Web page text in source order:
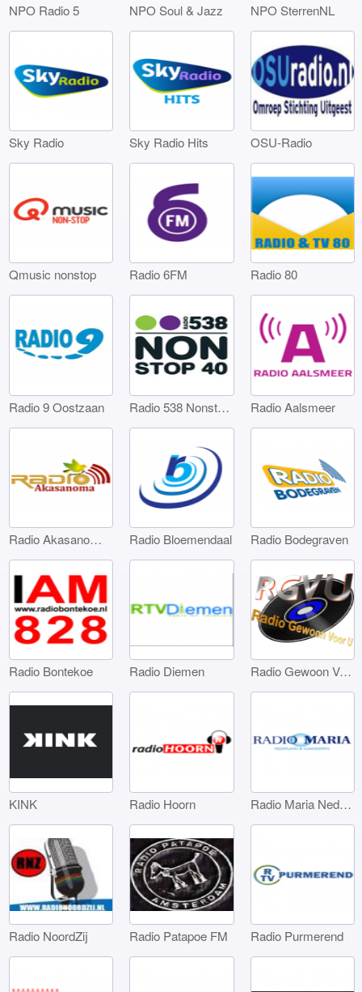
NPO Radio 5 NPO Soul & Jazz NPO SterrenNL
Sky Radio Sky Radio Hits OSU-Radio
Qmusic nonstop Radio 6FM Radio 80
Radio 9 Oostzaan Radio 538 Nonstop 40 Radio Aalsmeer
Radio Akasanoma Amsterdam Radio Bloemendaal Radio Bodegraven
Radio Bontekoe Radio Diemen Radio Gewoon Voor U
KINK Radio Hoorn Radio Maria Nederland
Radio NoordZij Radio Patapoe FM Radio Purmerend